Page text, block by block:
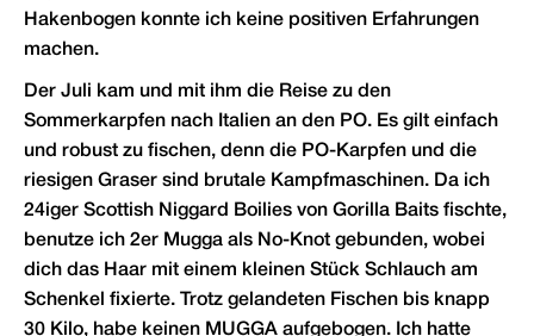
Hakenbogen konnte ich keine positiven Erfahrungen
machen.
Der Juli kam und mit ihm die Reise zu den
Sommerkarpfen nach Italien an den PO. Es gilt einfach
und robust zu fischen, denn die PO-Karpfen und die
riesigen Graser sind brutale Kampfmaschinen. Da ich
24iger Scottish Niggard Boilies von Gorilla Baits fischte,
benutze ich 2er Mugga als No-Knot gebunden, wobei
dich das Haar mit einem kleinen Stück Schlauch am
Schenkel fixierte. Trotz gelandeten Fischen bis knapp
30 Kilo, habe keinen MUGGA aufgebogen. Ich hatte